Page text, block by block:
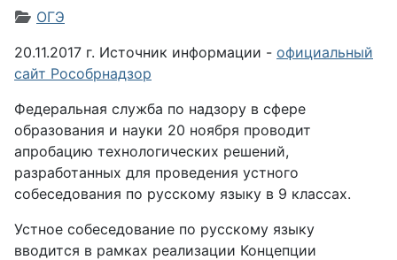
Информация о материале
ОГЭ
20.11.2017 г. Источник информации - официальный
сайт Рособрнадзор
Федеральная служба по надзору в сфере
образования и науки 20 ноября проводит
апробацию технологических решений,
разработанных для проведения устного
собеседования по русскому языку в 9 классах.
Устное собеседование по русскому языку
вводится в рамках реализации Концепции